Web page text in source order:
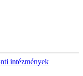
intézmények